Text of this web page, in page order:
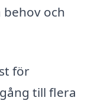
behov och
för
till flera